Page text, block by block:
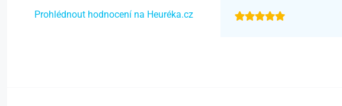
Prohlédnout hodnocení na Heuréka.cz